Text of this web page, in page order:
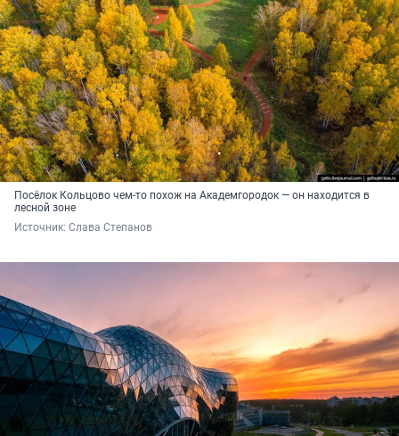
Посёлок Кольцово чем-то похож на Академгородок — он находится в
лесной зоне
Источник: Слава Степанов